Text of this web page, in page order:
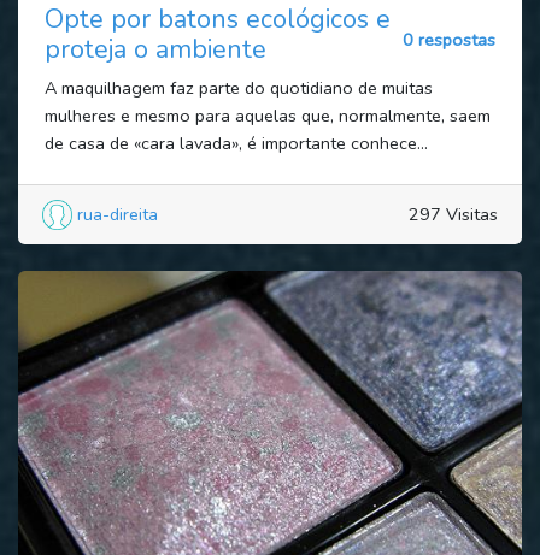
Opte por batons ecológicos e
proteja o ambiente
0 respostas
A maquilhagem faz parte do quotidiano de muitas
mulheres e mesmo para aquelas que, normalmente, saem
de casa de «cara lavada», é importante conhece...
rua-direita 297 Visitas